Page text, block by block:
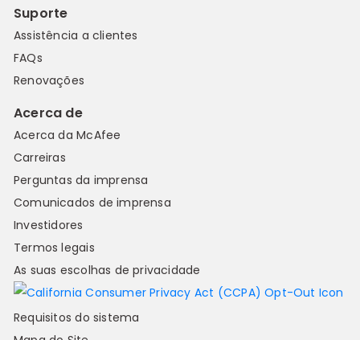
Suporte
Assistência a clientes
FAQs
Renovações
Acerca de
Acerca da McAfee
Carreiras
Perguntas da imprensa
Comunicados de imprensa
Investidores
Termos legais
As suas escolhas de privacidade
Requisitos do sistema